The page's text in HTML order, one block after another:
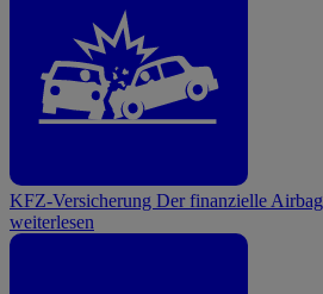
KFZ-Versicherung Der finanzielle Airbag
weiterlesen